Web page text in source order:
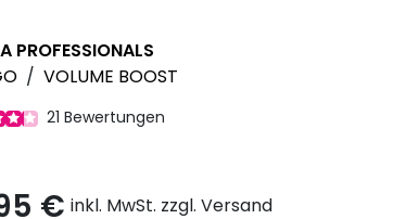
PROFESSIONALS
/ VOLUME BOOST
21 Bewertungen
€ inkl. MwSt. zzgl. Versand